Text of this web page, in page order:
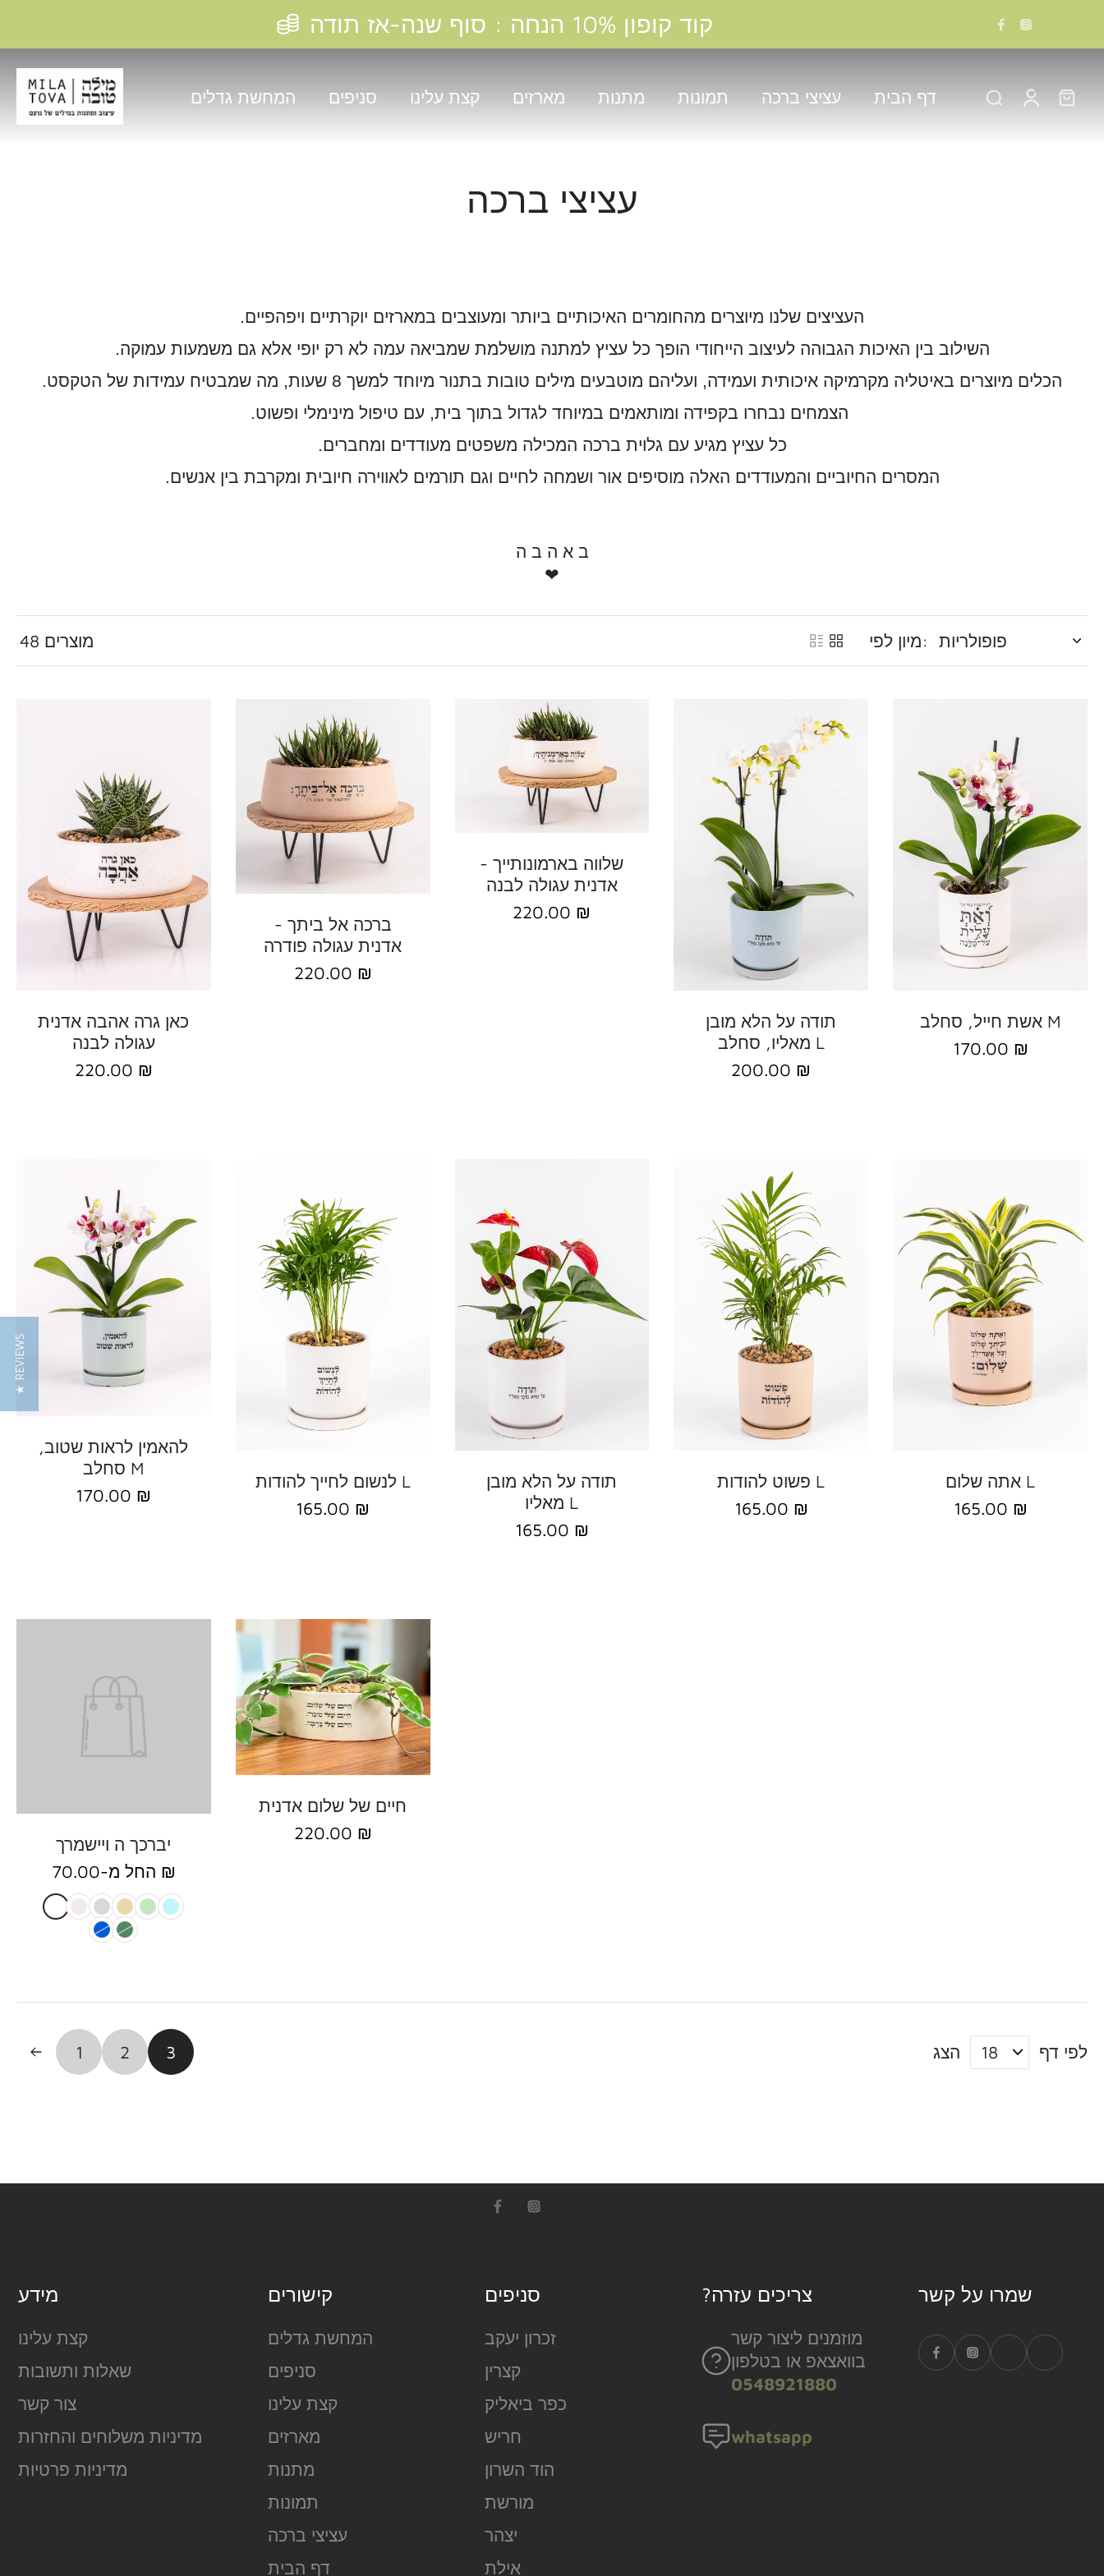
לתוכן
קוד קופון 10% הנחה : סוף שנה-אז תודה
המחשת גדלים סניפים קצת עלינו מארזים מתנות תמונות עציצי ברכה דף הבית
עציצי ברכה
העציצים שלנו מיוצרים מהחומרים האיכותיים ביותר ומעוצבים במארזים יוקרתיים ויפהפיים.
השילוב בין האיכות הגבוהה לעיצוב הייחודי הופך כל עציץ למתנה מושלמת שמביאה עמה לא רק יופי אלא גם משמעות עמוקה.
הכלים מיוצרים באיטליה מקרמיקה איכותית ועמידה, ועליהם מוטבעים מילים טובות בתנור מיוחד למשך 8 שעות, מה שמבטיח עמידות של הטקסט.
הצמחים נבחרו בקפידה ומותאמים במיוחד לגדול בתוך בית, עם טיפול מינימלי ופשוט.
כל עציץ מגיע עם גלוית ברכה המכילה משפטים מעודדים ומחברים.
המסרים החיוביים והמעודדים האלה מוסיפים אור ושמחה לחיים וגם תורמים לאווירה חיובית ומקרבת בין אנשים.
ב א ה ב ה
❤
48 מוצרים מיון לפי:
כאן גרה אהבה אדנית
עגולה לבנה
220.00 ₪
ברכה אל ביתך -
אדנית עגולה פודרה
220.00 ₪
שלווה בארמונותייך -
אדנית עגולה לבנה
220.00 ₪
תודה על הלא מובן
מאליו, סחלב L
200.00 ₪
אשת חייל, סחלב M
170.00 ₪
להאמין לראות שטוב,
סחלב M
170.00 ₪
לנשום לחייך להודות L
165.00 ₪
תודה על הלא מובן
מאליו L
165.00 ₪
פשוט להודות L
165.00 ₪
אתה שלום L
165.00 ₪
יברכך ה ויישמרך
החל מ-70.00 ₪
חיים של שלום אדנית
220.00 ₪
1 2 3 הצג לפי דף
מידע
קצת עלינו
שאלות ותשובות
צור קשר
מדיניות משלוחים והחזרות
מדיניות פרטיות
קישורים
המחשת גדלים
סניפים
קצת עלינו
מארזים
מתנות
תמונות
עציצי ברכה
דף הבית
סניפים
זכרון יעקב
קצרין
כפר ביאליק
חריש
הוד השרון
מורשת
יצהר
אילת
?צריכים עזרה
מוזמנים ליצור קשר
בוואצאפ או בטלפון
0548921880
whatsapp
שמרו על קשר
★ REVIEWS